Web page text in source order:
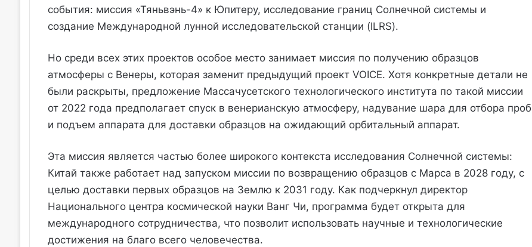
события: миссия «Тяньвэнь-4» к Юпитеру, исследование границ Солнечной системы и
создание Международной лунной исследовательской станции (ILRS).
Но среди всех этих проектов особое место занимает миссия по получению образцов
атмосферы с Венеры, которая заменит предыдущий проект VOICE. Хотя конкретные детали не
были раскрыты, предложение Массачусетского технологического института по такой миссии
от 2022 года предполагает спуск в венерианскую атмосферу, надувание шара для отбора проб
и подъем аппарата для доставки образцов на ожидающий орбитальный аппарат.
Эта миссия является частью более широкого контекста исследования Солнечной системы:
Китай также работает над запуском миссии по возвращению образцов с Марса в 2028 году, с
целью доставки первых образцов на Землю к 2031 году. Как подчеркнул директор
Национального центра космической науки Ванг Чи, программа будет открыта для
международного сотрудничества, что позволит использовать научные и технологические
достижения на благо всего человечества.